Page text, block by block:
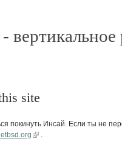
вертикальное
site
покинуть Инсай. Если ты не